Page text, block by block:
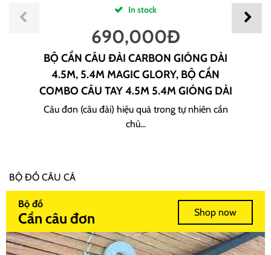
In stock
690,000Đ
BỘ CẦN CÂU ĐÀI CARBON GIÓNG DÀI
4.5M, 5.4M MAGIC GLORY, BỘ CẦN
COMBO CÂU TAY 4.5M 5.4M GIÓNG DÀI
Câu đơn (câu đài) hiệu quả trong tự nhiên cần
chú...
BỘ ĐỒ CÂU CÁ
Bộ đồ
Cần câu đơn Shop now